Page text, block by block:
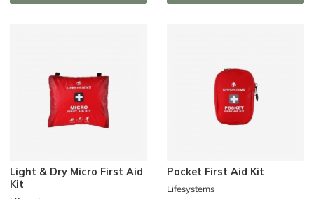
Light & Dry Micro First Aid
Kit
Pocket First Aid Kit
Lifesystems